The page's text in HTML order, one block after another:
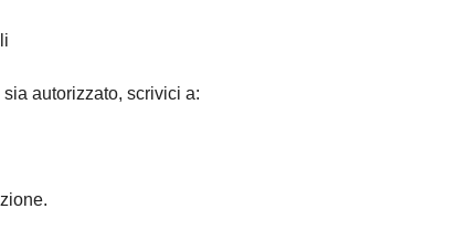
autorizzato, scrivici a: